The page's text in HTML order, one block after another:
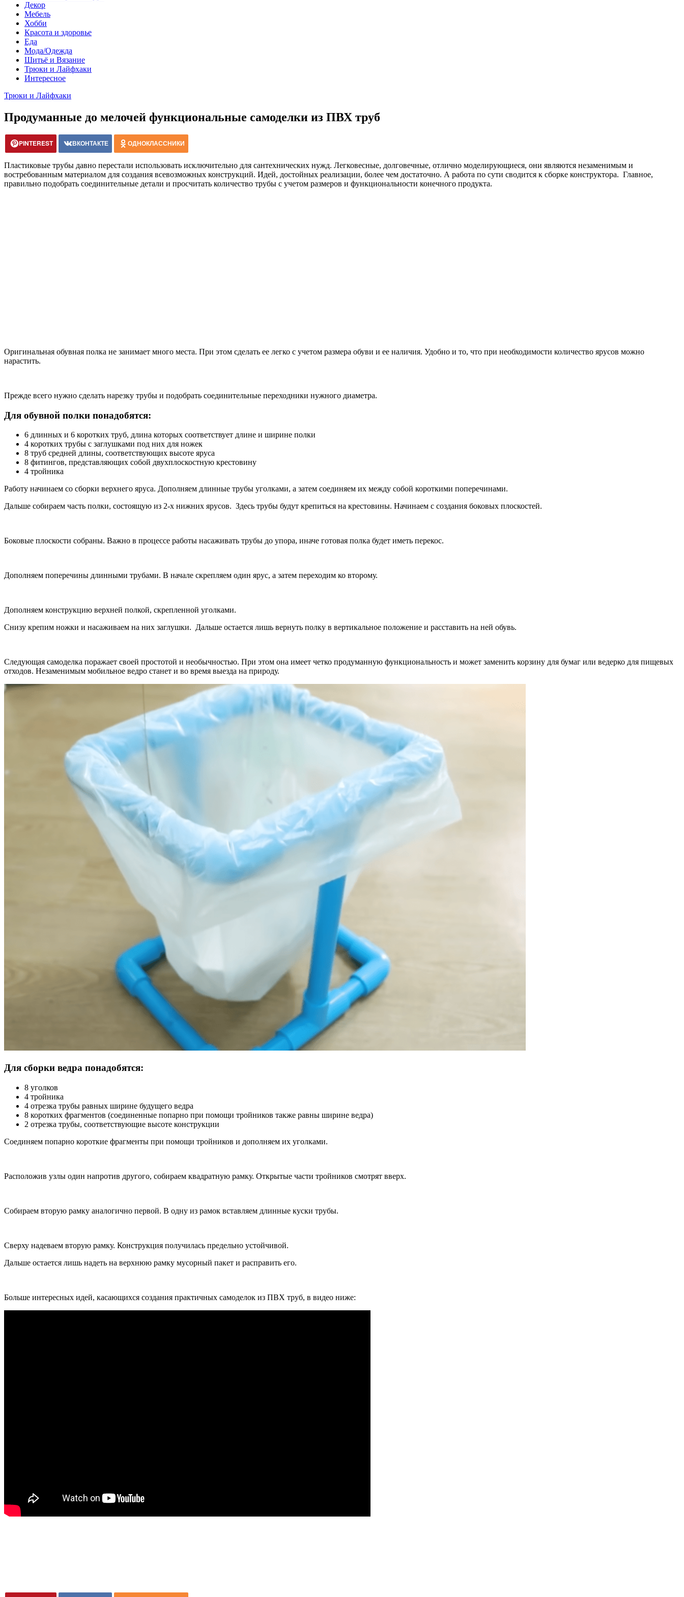
Декор
Мебель
Хобби
Красота и здоровье
Еда
Мода/Одежда
Шитьё и Вязание
Трюки и Лайфхаки
Интересное
Трюки и Лайфхаки
Продуманные до мелочей функциональные самоделки из ПВХ труб
PINTEREST ВКОНТАКТЕ ОДНОКЛАССНИКИ
Пластиковые трубы давно перестали использовать исключительно для сантехнических нужд. Легковесные, долговечные, отлично моделирующиеся, они являются незаменимым и
востребованным материалом для создания всевозможных конструкций. Идей, достойных реализации, более чем достаточно. А работа по сути сводится к сборке конструктора. Главное,
правильно подобрать соединительные детали и просчитать количество трубы с учетом размеров и функциональности конечного продукта.
Оригинальная обувная полка не занимает много места. При этом сделать ее легко с учетом размера обуви и ее наличия. Удобно и то, что при необходимости количество ярусов можно
нарастить.
Прежде всего нужно сделать нарезку трубы и подобрать соединительные переходники нужного диаметра.
Для обувной полки понадобятся:
6 длинных и 6 коротких труб, длина которых соответствует длине и ширине полки
4 коротких трубы с заглушками под них для ножек
8 труб средней длины, соответствующих высоте яруса
8 фитингов, представляющих собой двухплоскостную крестовину
4 тройника
Работу начинаем со сборки верхнего яруса. Дополняем длинные трубы уголками, а затем соединяем их между собой короткими поперечинами.
Дальше собираем часть полки, состоящую из 2-х нижних ярусов. Здесь трубы будут крепиться на крестовины. Начинаем с создания боковых плоскостей.
Боковые плоскости собраны. Важно в процессе работы насаживать трубы до упора, иначе готовая полка будет иметь перекос.
Дополняем поперечины длинными трубами. В начале скрепляем один ярус, а затем переходим ко второму.
Дополняем конструкцию верхней полкой, скрепленной уголками.
Снизу крепим ножки и насаживаем на них заглушки. Дальше остается лишь вернуть полку в вертикальное положение и расставить на ней обувь.
Следующая самоделка поражает своей простотой и необычностью. При этом она имеет четко продуманную функциональность и может заменить корзину для бумаг или ведерко для пищевых
отходов. Незаменимым мобильное ведро станет и во время выезда на природу.
Для сборки ведра понадобятся:
8 уголков
4 тройника
4 отрезка трубы равных ширине будущего ведра
8 коротких фрагментов (соединенные попарно при помощи тройников также равны ширине ведра)
2 отрезка трубы, соответствующие высоте конструкции
Соединяем попарно короткие фрагменты при помощи тройников и дополняем их уголками.
Расположив узлы один напротив другого, собираем квадратную рамку. Открытые части тройников смотрят вверх.
Собираем вторую рамку аналогично первой. В одну из рамок вставляем длинные куски трубы.
Сверху надеваем вторую рамку. Конструкция получилась предельно устойчивой.
Дальше остается лишь надеть на верхнюю рамку мусорный пакет и расправить его.
Больше интересных идей, касающихся создания практичных самоделок из ПВХ труб, в видео ниже: